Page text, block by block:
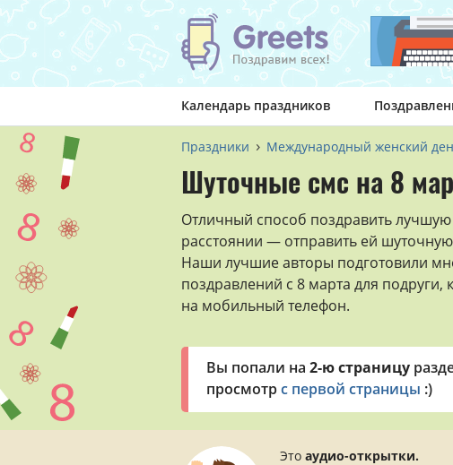
Календарь праздников
Праздники Международный женский
Шуточные смс на 8
Отличный способ поздравить
расстоянии — отправить ей
Наши лучшие авторы подготовили
поздравлений с 8 марта для подруги,
на мобильный телефон.
Вы попали на 2-ю страницу
просмотрс первой страницы :)
Это аудио-открытки.